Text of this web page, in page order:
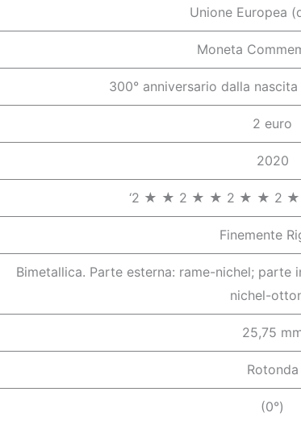
Unione Europea
Moneta
300° anniversario dalla
2 euro
2020
‘2 ★ ★ 2 ★ ★ 2 ★ ★ 2
Finemente
Bimetallica. Parte esterna: rame-nichel;
nichel-
25,75
Rotonda
(0°)